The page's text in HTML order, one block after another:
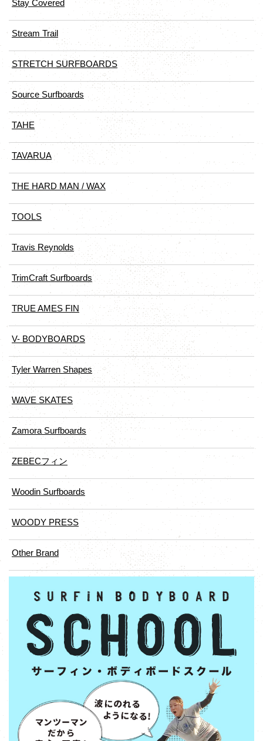
Stay Covered
Stream Trail
STRETCH SURFBOARDS
Source Surfboards
TAHE
TAVARUA
THE HARD MAN / WAX
TOOLS
Travis Reynolds
TrimCraft Surfboards
TRUE AMES FIN
V- BODYBOARDS
Tyler Warren Shapes
WAVE SKATES
Zamora Surfboards
ZEBECフィン
Woodin Surfboards
WOODY PRESS
Other Brand